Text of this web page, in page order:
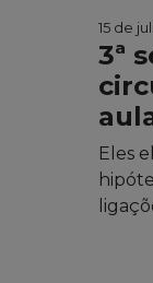
15 de
3ª
Eles